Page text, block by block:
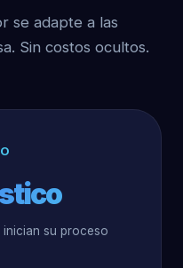
se adapte a las
Sin costos ocultos.
inician su proceso